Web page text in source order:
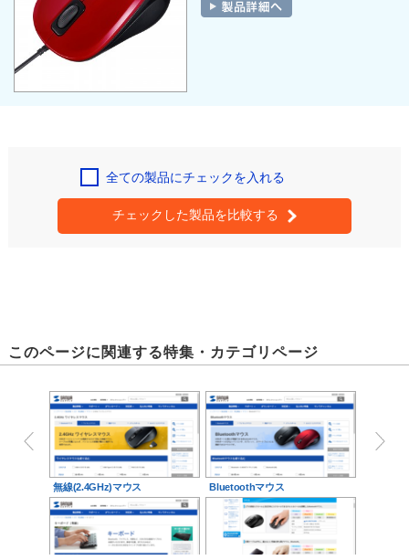
全ての製品にチェックを入れる
チェックした製品を比較する
このページに関連する特集・カテゴリページ
無線(2.4GHz)マウス Bluetoothマウス